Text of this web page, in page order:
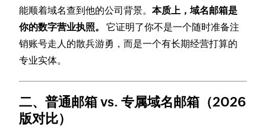
能顺着域名查到他的公司背景。本质上，域名邮箱是
你的数字营业执照。
它证明了你不是一个随时准备注
销账号走人的散兵游勇，而是一个有长期经营打算的
专业实体。
二、普通邮箱 vs. 专属域名邮箱（2026
版对比）